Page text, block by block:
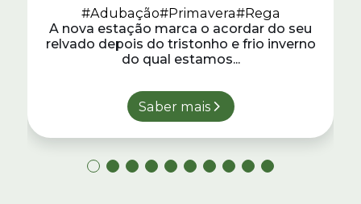
#Adubação#Primavera#Rega
A nova estação marca o acordar do seu
relvado depois do tristonho e frio inverno
do qual estamos...
Saber mais